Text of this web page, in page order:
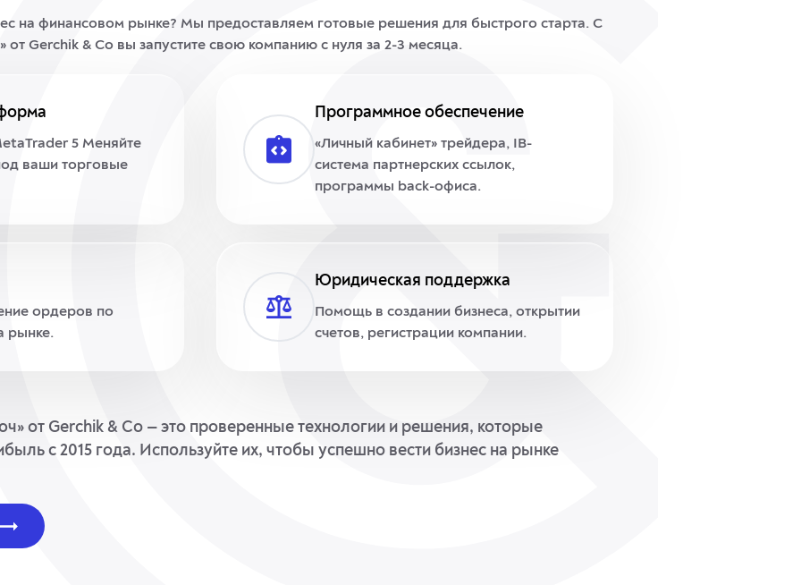
на финансовом рынке? Мы предоставляем готовые решения для быстрого старта. С
Gerchik & Co вы запустите свою компанию с нуля за 2-3 месяца.
5 Меняйте
ваши торговые
Программное обеспечение
«Личный кабинет» трейдера, IB-
система партнерских ссылок,
программы back-офиса.
ордеров по
рынке.
Юридическая поддержка
Помощь в создании бизнеса, открытии
счетов, регистрации компании.
от Gerchik & Co — это проверенные технологии и решения, которые
с 2015 года. Используйте их, чтобы успешно вести бизнес на рынке